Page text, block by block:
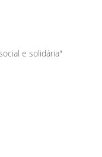
e solidária"